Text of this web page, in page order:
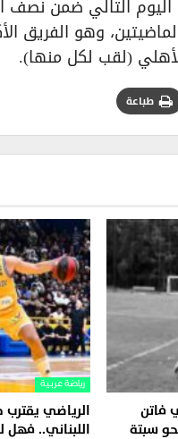
مع القادسية في اليوم التالي
(لقب لكل منها).
طباعة
فاتن
سبتة
رياضة عربية
الرياضي يقترب
اللبناني.. فهل